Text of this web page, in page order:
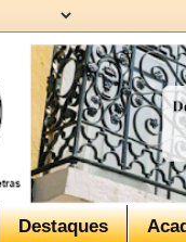
Destaques